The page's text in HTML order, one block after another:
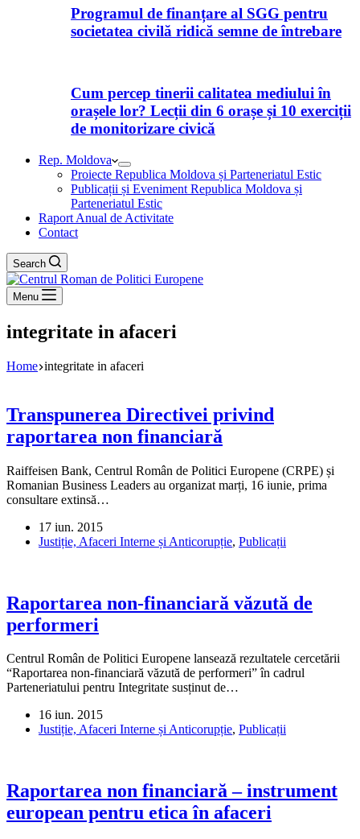
Programul de finanțare al SGG pentru
societatea civilă ridică semne de întrebare
Cum percep tinerii calitatea mediului în
orașele lor? Lecții din 6 orașe și 10 exerciții
de monitorizare civică
Rep. Moldova
Proiecte Republica Moldova și Parteneriatul Estic
Publicații și Eveniment Republica Moldova și
Parteneriatul Estic
Raport Anual de Activitate
Contact
Search
Menu
integritate in afaceri
Home integritate in afaceri
Transpunerea Directivei privind
raportarea non financiară
Raiffeisen Bank, Centrul Român de Politici Europene (CRPE) și
Romanian Business Leaders au organizat marți, 16 iunie, prima
consultare extinsă…
17 iun. 2015
Justiție, Afaceri Interne și Anticorupție, Publicații
Raportarea non-financiară văzută de
performeri
Centrul Român de Politici Europene lansează rezultatele cercetării
“Raportarea non-financiară văzută de performeri” în cadrul
Parteneriatului pentru Integritate susținut de…
16 iun. 2015
Justiție, Afaceri Interne și Anticorupție, Publicații
Raportarea non financiară – instrument
european pentru etica în afaceri